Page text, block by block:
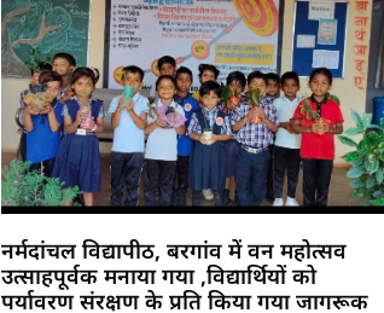
नर्मदांचल विद्यापीठ, बरगांव में वन महोत्सव
उत्साहपूर्वक मनाया गया ,विद्यार्थियों को
पर्यावरण संरक्षण के प्रति किया गया जागरूक